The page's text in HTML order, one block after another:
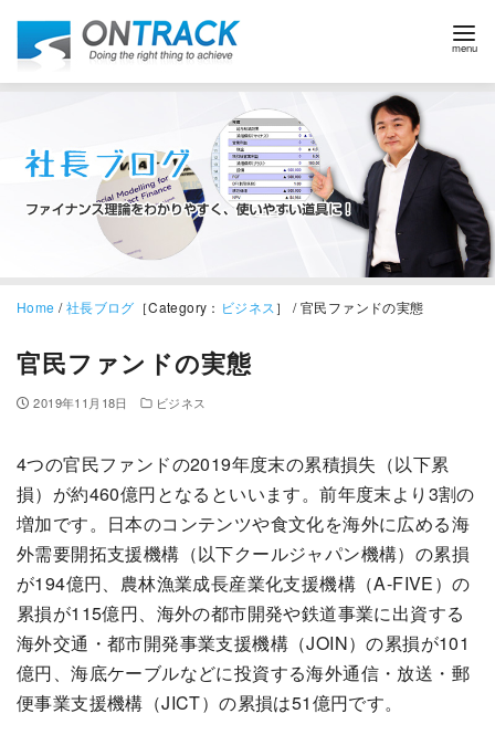
Home /社長ブログ ［Category： ビジネス ］ / 官民ファンドの実態
官民ファンドの実態
2019年11月18日 ビジネス
4つの官民ファンドの2019年度末の累積損失（以下累
損）が約460億円となるといいます。前年度末より3割の
増加です。日本のコンテンツや食文化を海外に広める海
外需要開拓支援機構（以下クールジャパン機構）の累損
が194億円、農林漁業成長産業化支援機構（A-FIVE）の
累損が115億円、海外の都市開発や鉄道事業に出資する
海外交通・都市開発事業支援機構（JOIN）の累損が101
億円、海底ケーブルなどに投資する海外通信・放送・郵
便事業支援機構（JICT）の累損は51億円です。